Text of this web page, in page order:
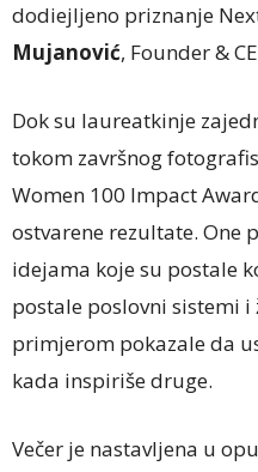
dodiejljeno priznanje
Mujanović, Founder &
Dok su laureatkinje
tokom završnog
Women 100 Impact
ostvarene rezultate. One
idejama koje su postale
postale poslovni sistemi
primjerom pokazale da
kada inspiriše druge.
Večer je nastavljena u